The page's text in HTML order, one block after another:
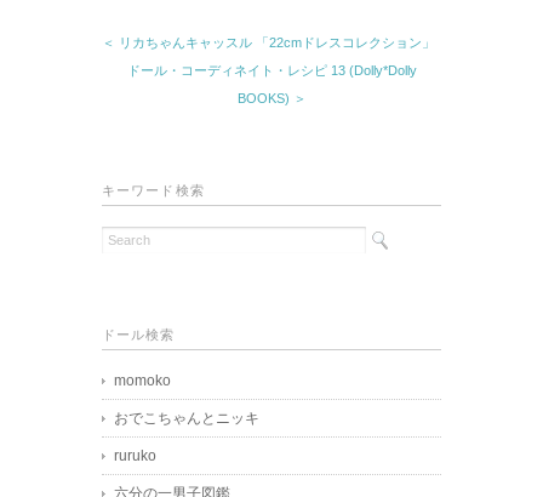
＜ リカちゃんキャッスル 「22cmドレスコレクション」
ドール・コーディネイト・レシピ 13 (Dolly*Dolly
BOOKS) ＞
キーワード検索
ドール検索
momoko
おでこちゃんとニッキ
ruruko